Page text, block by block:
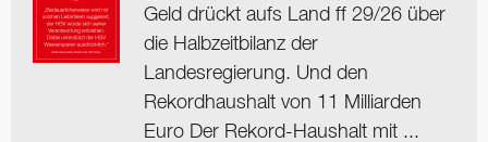
Geld drückt aufs Land ff 29/26 über
die Halbzeitbilanz der
Landesregierung. Und den
Rekordhaushalt von 11 Milliarden
Euro Der Rekord-Haushalt mit ...